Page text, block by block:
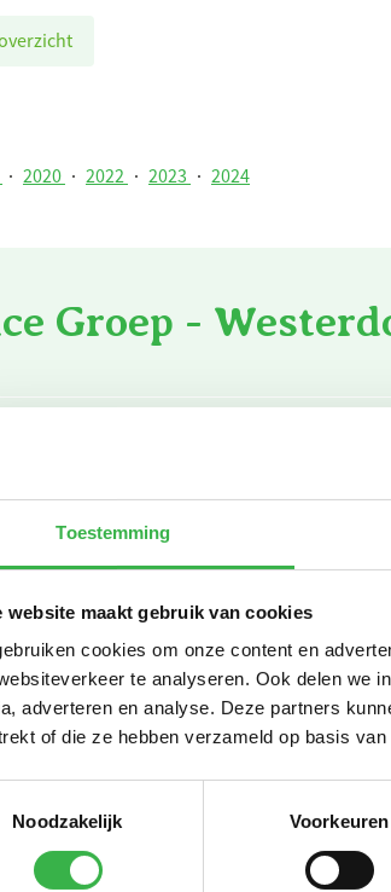
Toestemming
website maakt gebruik van cookies
cookies om onze content en
te analyseren. Ook delen we
adverteren en analyse. Deze partners
of die ze hebben verzameld op basis
Noodzakelijk
Voorkeuren
· 2020 · 2022 · 2023 · 2024
Groep -
Aardgas voor verwarming
travel
Teruggeleverde stroom (uit PV of
Ingekochte elektriciteit
Waarvan groene stroom
Warmte (uit STEG)
Gedeclareerde km privé auto's